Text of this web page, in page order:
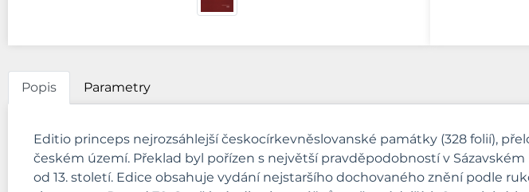
Popis Parametry
Editio princeps nejrozsáhlejší českocírkevněslovanské památky (328 folií),
českém území. Překlad byl pořízen s největší pravděpodobností v
od 13. století. Edice obsahuje vydání nejstaršího dochovaného znění podle